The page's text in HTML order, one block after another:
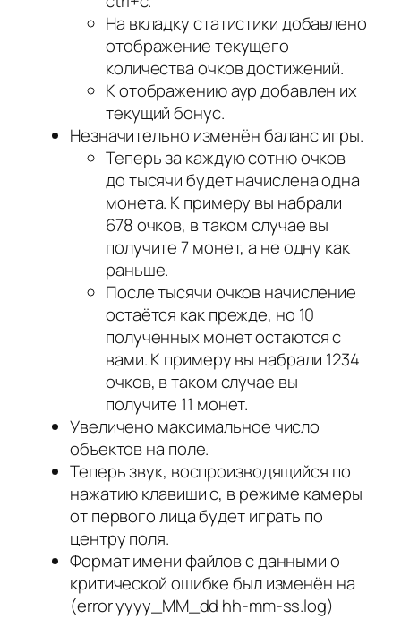
На вкладку статистики добавлено
отображение текущего
количества очков достижений.
К отображению аур добавлен их
текущий бонус.
Незначительно изменён баланс игры.
Теперь за каждую сотню очков
до тысячи будет начислена одна
монета. К примеру вы набрали
678 очков, в таком случае вы
получите 7 монет, а не одну как
раньше.
После тысячи очков начисление
остаётся как прежде, но 10
полученных монет остаются с
вами. К примеру вы набрали 1234
очков, в таком случае вы
получите 11 монет.
Увеличено максимальное число
объектов на поле.
Теперь звук, воспроизводящийся по
нажатию клавиши c, в режиме камеры
от первого лица будет играть по
центру поля.
Формат имени файлов с данными о
критической ошибке был изменён на
(error yyyy_MM_dd hh-mm-ss.log)